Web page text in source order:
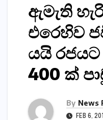
ඇමැති
එරෙහිව
යයි
400 ක්‌
By News
FEB 6,